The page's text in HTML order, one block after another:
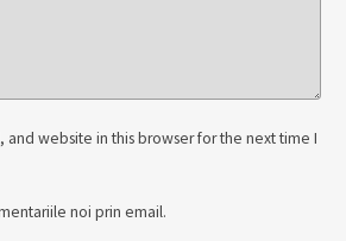
and website in this browser for the next time I
noi prin email.